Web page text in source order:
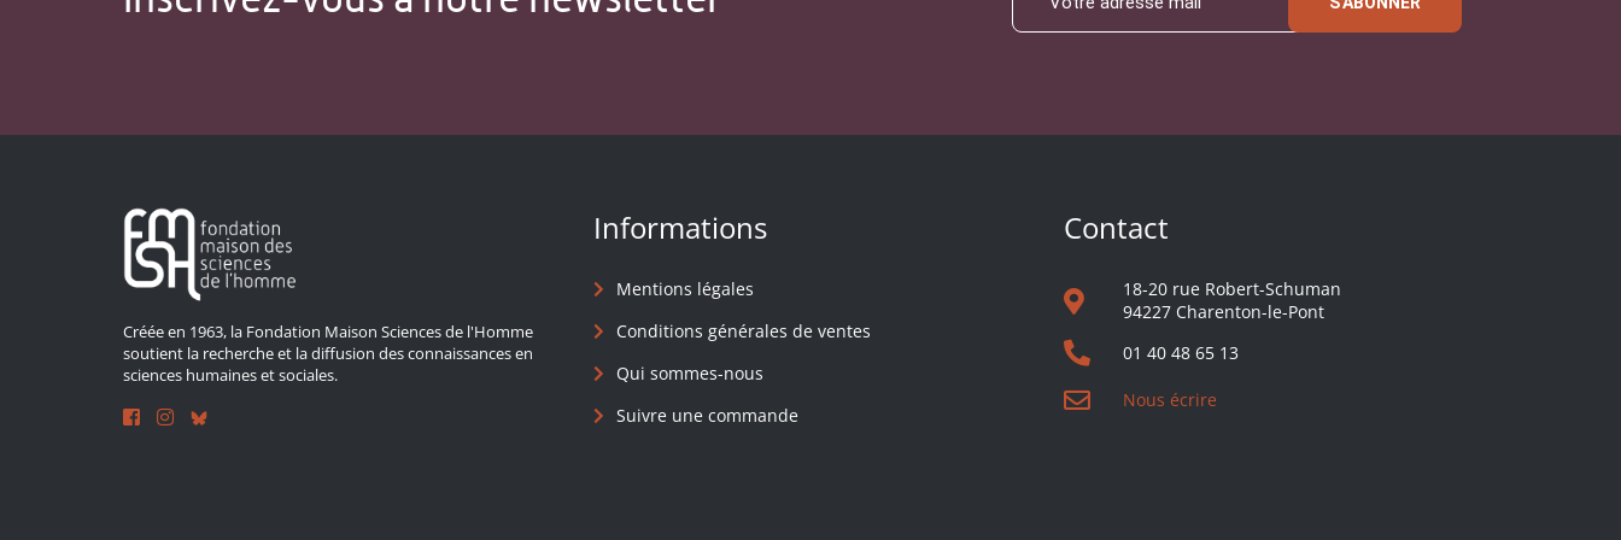
Créée en 1963, la Fondation Maison Sciences de l'Homme
soutient la recherche et la diffusion des connaissances en
sciences humaines et sociales.
Informations
Mentions légales
Conditions générales de ventes
Qui sommes-nous
Suivre une commande
Contact
18-20 rue Robert-Schuman
94227 Charenton-le-Pont
01 40 48 65 13
Nous écrire